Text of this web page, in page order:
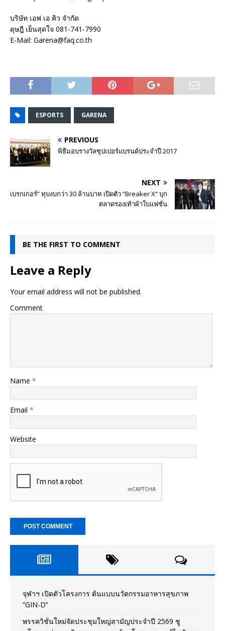
บริษัท เอฟ เอ คิว จำกัด
ดุษฎี เย็นสุดใจ 081-741-7990
E-Mail: Garena@faq.co.th
ESPORTS GARENA
PREVIOUS
พิธีมอบรางวัลซุปเปอร์แบรนด์ประจำปี 2017
NEXT
เบรกเกอร์” ทุบงบกว่า 30 ล้านบาท เปิดตัว “Breaker X“ บุก
ตลาดรองเท้าผ้าใบแฟชั่น
BE THE FIRST TO COMMENT
Leave a Reply
Your email address will not be published.
Comment
Name *
Email *
Website
จุฬาฯ เปิดตัวโครงการ ต้นแบบนวัตกรรมอาหารสุขภาพ
“GIN-D”
พรรควิชั่นใหม่จัดประชุมใหญ่สามัญประจำปี 2569 ชู